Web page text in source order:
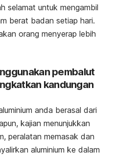
selamat untuk mengambil
berat badan setiap hari.
orang menyerap lebih
pembalut
kandungan
anda berasal dari
kajian menunjukkan
peralatan memasak dan
aluminium ke dalam